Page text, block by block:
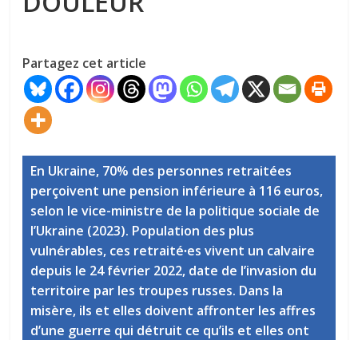
l'Union
Partagez cet article
En Ukraine, 70% des personnes retraitées
perçoivent une pension inférieure à 116 euros,
selon le vice-ministre de la politique sociale de
l’Ukraine (2023). Population des plus
vulnérables, ces retraité∙es vivent un calvaire
depuis le 24 février 2022, date de l’invasion du
territoire par les troupes russes. Dans la
misère, ils et elles doivent affronter les affres
d’une guerre qui détruit ce qu’ils et elles ont